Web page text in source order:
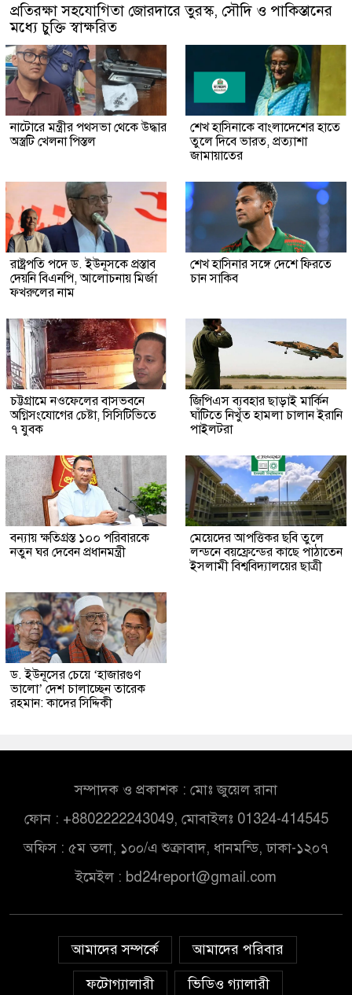
প্রতিরক্ষা সহযোগিতা জোরদারে তুরস্ক, সৌদি ও পাকিস্তানের
মধ্যে চুক্তি স্বাক্ষরিত
নাটোরে মন্ত্রীর পথসভা থেকে উদ্ধার
অস্ত্রটি খেলনা পিস্তল
শেখ হাসিনাকে বাংলাদেশের হাতে
তুলে দিবে ভারত, প্রত্যাশা
জামায়াতের
রাষ্ট্রপতি পদে ড. ইউনূসকে প্রস্তাব
দেয়নি বিএনপি, আলোচনায় মির্জা
ফখরুলের নাম
শেখ হাসিনার সঙ্গে দেশে ফিরতে
চান সাকিব
চট্টগ্রামে নওফেলের বাসভবনে
অগ্নিসংযোগের চেষ্টা, সিসিটিভিতে
৭ যুবক
জিপিএস ব্যবহার ছাড়াই মার্কিন
ঘাঁটিতে নিখুঁত হামলা চালান ইরানি
পাইলটরা
বন্যায় ক্ষতিগ্রস্ত ১০০ পরিবারকে
নতুন ঘর দেবেন প্রধানমন্ত্রী
মেয়েদের আপত্তিকর ছবি তুলে
লন্ডনে বয়ফ্রেন্ডের কাছে পাঠাতেন
ইসলামী বিশ্ববিদ্যালয়ের ছাত্রী
ড. ইউনূসের চেয়ে ‘হাজারগুণ
ভালো’ দেশ চালাচ্ছেন তারেক
রহমান: কাদের সিদ্দিকী
সম্পাদক ও প্রকাশক : মোঃ জুয়েল রানা
ফোন : +8802222243049, মোবাইলঃ 01324-414545
অফিস : ৫ম তলা, ১০০/এ শুক্রাবাদ, ধানমন্ডি, ঢাকা-১২০৭
ইমেইল : bd24report@gmail.com
আমাদের সম্পর্কে
আমাদের পরিবার
ফটোগ্যালারী
ভিডিও গ্যালারী